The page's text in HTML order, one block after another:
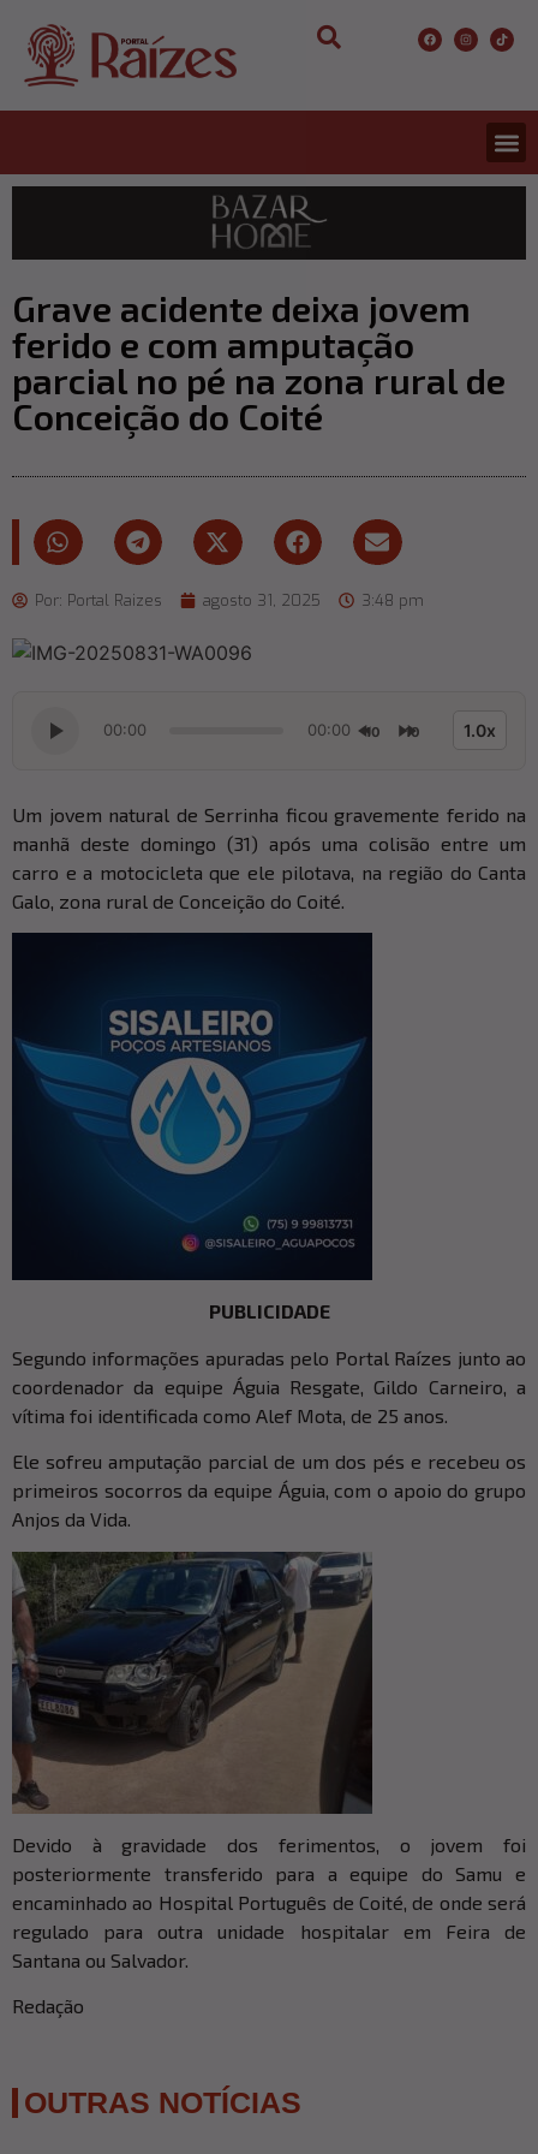
Grave acidente deixa jovem
ferido e com amputação
parcial no pé na zona rural de
Conceição do Coité
Por: Portal Raizes agosto 31, 2025 3:48 pm
00:00 00:00 10 10 1.0x
Um jovem natural de Serrinha ficou gravemente ferido na
manhã deste domingo (31) após uma colisão entre um
carro e a motocicleta que ele pilotava, na região do Canta
Galo, zona rural de Conceição do Coité.
PUBLICIDADE
Segundo informações apuradas pelo Portal Raízes junto ao
coordenador da equipe Águia Resgate, Gildo Carneiro, a
vítima foi identificada como Alef Mota, de 25 anos.
Ele sofreu amputação parcial de um dos pés e recebeu os
primeiros socorros da equipe Águia, com o apoio do grupo
Anjos da Vida.
Devido à gravidade dos ferimentos, o jovem foi
posteriormente transferido para a equipe do Samu e
encaminhado ao Hospital Português de Coité, de onde será
regulado para outra unidade hospitalar em Feira de
Santana ou Salvador.
Redação
OUTRAS NOTÍCIAS